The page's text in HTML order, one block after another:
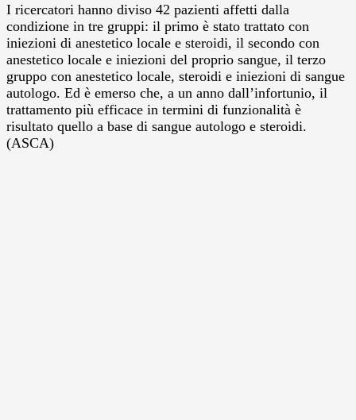
I ricercatori hanno diviso 42 pazienti affetti dalla
condizione in tre gruppi: il primo è stato trattato con
iniezioni di anestetico locale e steroidi, il secondo con
anestetico locale e iniezioni del proprio sangue, il terzo
gruppo con anestetico locale, steroidi e iniezioni di sangue
autologo. Ed è emerso che, a un anno dall’infortunio, il
trattamento più efficace in termini di funzionalità è
risultato quello a base di sangue autologo e steroidi.
(ASCA)